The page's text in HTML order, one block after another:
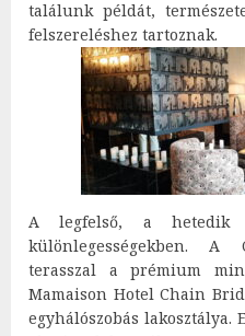
találunk példát,
felszereléshez tartoznak.
A legfelső, a hetedik
különlegességekben. A
terasszal a prémium
Mamaison Hotel Chain
egyhálószobás lakosztálya.